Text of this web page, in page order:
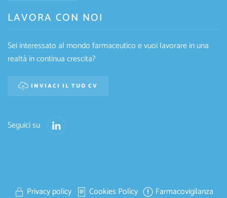
LAVORA CON NOI
Sei interessato al mondo farmaceutico e vuoi lavorare in una
realtà in continua crescita?
INVIACI IL TUO CV
Seguici su
Privacy policy Cookies Policy Farmacovigilanza